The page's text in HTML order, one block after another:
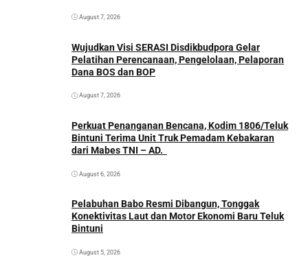
August 7, 2026
Wujudkan Visi SERASI Disdikbudpora Gelar
Pelatihan Perencanaan, Pengelolaan, Pelaporan
Dana BOS dan BOP
August 7, 2026
Perkuat Penanganan Bencana, Kodim 1806/Teluk
Bintuni Terima Unit Truk Pemadam Kebakaran
August 6, 2026
Pelabuhan Babo Resmi Dibangun, Tonggak
Konektivitas Laut dan Motor Ekonomi Baru Teluk
Bintuni
August 5, 2026